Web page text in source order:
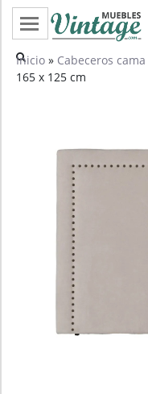
Categorías
Novedades
Proyectos
Profesionales
Inicio » Cabeceros cama
165 x 125 cm